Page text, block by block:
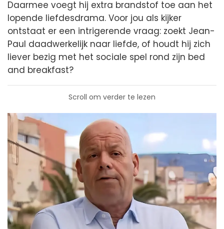
Daarmee voegt hij extra brandstof toe aan het
lopende liefdesdrama. Voor jou als kijker
ontstaat er een intrigerende vraag: zoekt Jean-
Paul daadwerkelijk naar liefde, of houdt hij zich
liever bezig met het sociale spel rond zijn bed
and breakfast?
Scroll om verder te lezen